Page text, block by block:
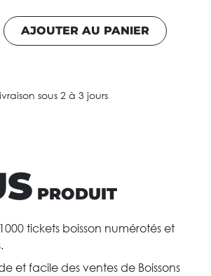
AJOUTER AU PANIER
sous 2 à 3 jours
PRODUIT
tickets boisson numérotés et
et facile des ventes de Boissons